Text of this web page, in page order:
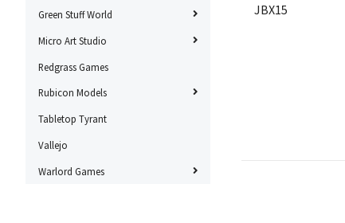
Green Stuff World
Micro Art Studio
Redgrass Games
Rubicon Models
Tabletop Tyrant
Vallejo
Warlord Games
JBX15